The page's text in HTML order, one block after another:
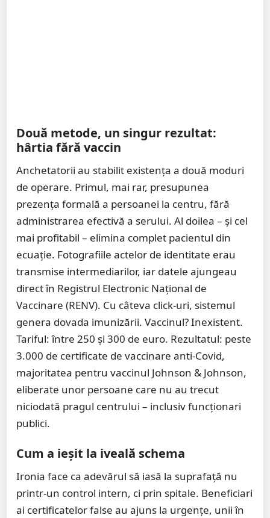
Două metode, un singur rezultat:
hârtia fără vaccin
Anchetatorii au stabilit existența a două moduri
de operare. Primul, mai rar, presupunea
prezența formală a persoanei la centru, fără
administrarea efectivă a serului. Al doilea – și cel
mai profitabil – elimina complet pacientul din
ecuație. Fotografiile actelor de identitate erau
transmise intermediarilor, iar datele ajungeau
direct în Registrul Electronic Național de
Vaccinare (RENV). Cu câteva click-uri, sistemul
genera dovada imunizării. Vaccinul? Inexistent.
Tariful: între 250 și 300 de euro. Rezultatul: peste
3.000 de certificate de vaccinare anti-Covid,
majoritatea pentru vaccinul Johnson & Johnson,
eliberate unor persoane care nu au trecut
niciodată pragul centrului – inclusiv funcționari
publici.
Cum a ieșit la iveală schema
Ironia face ca adevărul să iasă la suprafață nu
printr-un control intern, ci prin spitale. Beneficiari
ai certificatelor false au ajuns la urgențe, unii în